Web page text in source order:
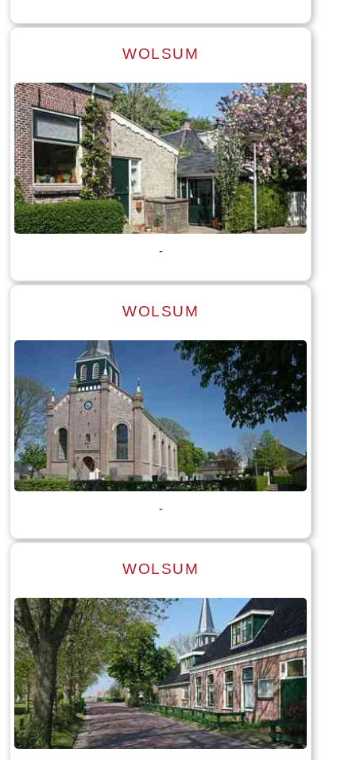
Lees meer
Tekst: © Foto: © Peter Karstkarel
WOLSUM
-
Lees meer
Tekst: © Foto: © Marica van der Meer
WOLSUM
-
Lees meer
Tekst: © Foto: © Marica van der Meer
WOLSUM